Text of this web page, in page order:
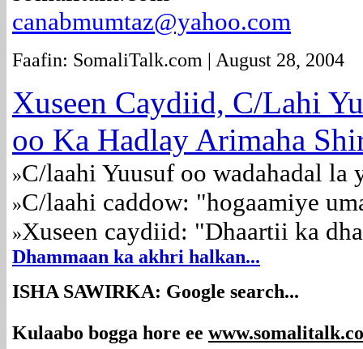
canabmumtaz@yahoo.com
Faafin: SomaliTalk.com | August 28, 2004
Xuseen Caydiid, C/Lahi
oo Ka Hadlay Arimaha
»C/laahi Yuusuf oo wadahadal la
»C/laahi caddow: "hogaamiye
»Xuseen caydiid: "Dhaartii ka
Dhammaan ka akhri halkan...
ISHA SAWIRKA: Google search...
Kulaabo bogga hore ee